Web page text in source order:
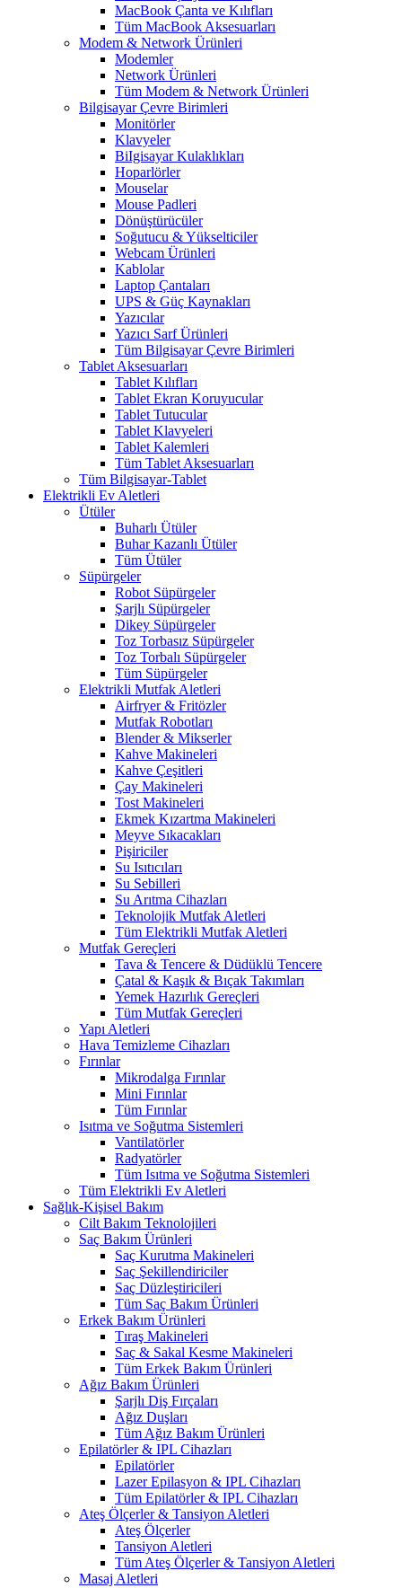
MacBook Çanta ve Kılıfları
Tüm MacBook Aksesuarları
Modem & Network Ürünleri
Modemler
Network Ürünleri
Tüm Modem & Network Ürünleri
Bilgisayar Çevre Birimleri
Monitörler
Klavyeler
BiIgisayar Kulaklıkları
Hoparlörler
Mouselar
Mouse Padleri
Dönüştürücüler
Soğutucu & Yükselticiler
Webcam Ürünleri
Kablolar
Laptop Çantaları
UPS & Güç Kaynakları
Yazıcılar
Yazıcı Sarf Ürünleri
Tüm Bilgisayar Çevre Birimleri
Tablet Aksesuarları
Tablet Kılıfları
Tablet Ekran Koruyucular
Tablet Tutucular
Tablet Klavyeleri
Tablet Kalemleri
Tüm Tablet Aksesuarları
Tüm Bilgisayar-Tablet
Elektrikli Ev Aletleri
Ütüler
Buharlı Ütüler
Buhar Kazanlı Ütüler
Tüm Ütüler
Süpürgeler
Robot Süpürgeler
Şarjlı Süpürgeler
Dikey Süpürgeler
Toz Torbasız Süpürgeler
Toz Torbalı Süpürgeler
Tüm Süpürgeler
Elektrikli Mutfak Aletleri
Airfryer & Fritözler
Mutfak Robotları
Blender & Mikserler
Kahve Makineleri
Kahve Çeşitleri
Çay Makineleri
Tost Makineleri
Ekmek Kızartma Makineleri
Meyve Sıkacakları
Pişiriciler
Su Isıtıcıları
Su Sebilleri
Su Arıtma Cihazları
Teknolojik Mutfak Aletleri
Tüm Elektrikli Mutfak Aletleri
Mutfak Gereçleri
Tava & Tencere & Düdüklü Tencere
Çatal & Kaşık & Bıçak Takımları
Yemek Hazırlık Gereçleri
Tüm Mutfak Gereçleri
Yapı Aletleri
Hava Temizleme Cihazları
Fırınlar
Mikrodalga Fırınlar
Mini Fırınlar
Tüm Fırınlar
Isıtma ve Soğutma Sistemleri
Vantilatörler
Radyatörler
Tüm Isıtma ve Soğutma Sistemleri
Tüm Elektrikli Ev Aletleri
Sağlık-Kişisel Bakım
Cilt Bakım Teknolojileri
Saç Bakım Ürünleri
Saç Kurutma Makineleri
Saç Şekillendiriciler
Saç Düzleştiricileri
Tüm Saç Bakım Ürünleri
Erkek Bakım Ürünleri
Tıraş Makineleri
Saç & Sakal Kesme Makineleri
Tüm Erkek Bakım Ürünleri
Ağız Bakım Ürünleri
Şarjlı Diş Fırçaları
Ağız Duşları
Tüm Ağız Bakım Ürünleri
Epilatörler & IPL Cihazları
Epilatörler
Lazer Epilasyon & IPL Cihazları
Tüm Epilatörler & IPL Cihazları
Ateş Ölçerler & Tansiyon Aletleri
Ateş Ölçerler
Tansiyon Aletleri
Tüm Ateş Ölçerler & Tansiyon Aletleri
Masaj Aletleri